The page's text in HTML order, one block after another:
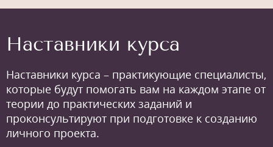
Наставники курса
Наставники курса – практикующие специалисты,
которые будут помогать вам на каждом этапе от
теории до практических заданий и
проконсультируют при подготовке к созданию
личного проекта.